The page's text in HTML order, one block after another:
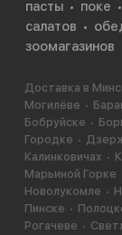
пасты
поке
салатов
зоомагазинов
Доставка в
Могилёве
Бобруйске
Городке
Калинковичах
Марьиной Горке
Новолукомле
Пинске
Рогачеве